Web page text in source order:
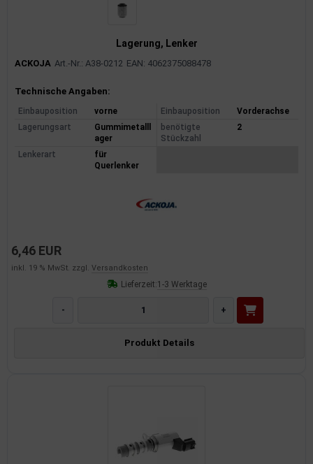
Lagerung, Lenker
ACKOJA Art.-Nr.: A38-0212 EAN: 4062375088478
Produktinformationen
Technische Angaben:
Einbauposition vorne Einbauposition
Vorderachse
Lagerungsart
Gummimetalll
ager
benötigte
Stückzahl
2
Lenkerart
für
Querlenker
6,46 EUR
inkl. 19 % MwSt. zzgl. Versandkosten
Lieferzeit:1-3 Werktage
- +
Produkt Details